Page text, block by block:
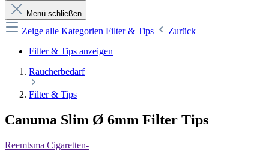
Menü schließen
Zeige alle Kategorien Filter & Tips
Zurück
Filter & Tips anzeigen
Raucherbedarf
Filter & Tips
Canuma Slim Ø 6mm Filter Tips
Reemtsma Cigaretten-